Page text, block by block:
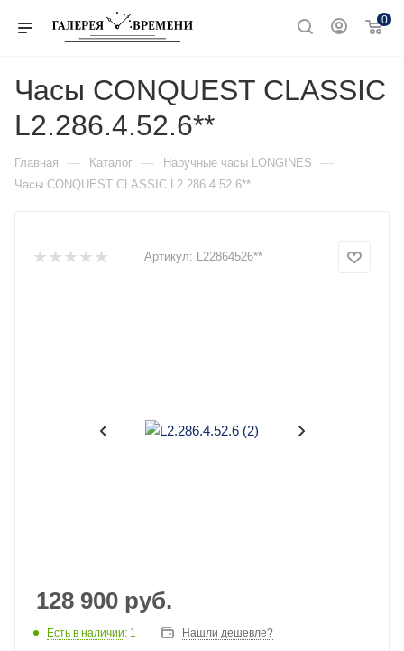
0
Часы CONQUEST CLASSIC
L2.286.4.52.6**
Главная — Каталог — Наручные часы LONGINES —
Часы CONQUEST CLASSIC L2.286.4.52.6**
Артикул: L22864526**
128 900 руб.
Есть в наличии: 1 Нашли дешевле?